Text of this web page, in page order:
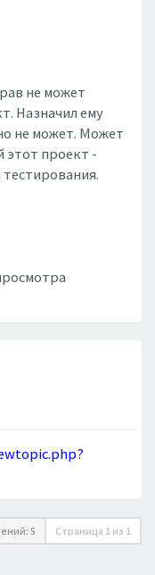
не может
Назначил ему
не может. Может
этот проект -
5 Страница 1 из 1